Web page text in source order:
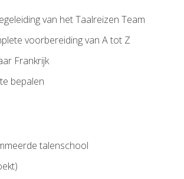
van het Taalreizen Team
voorbereiding van A tot Z
Frankrijk
bepalen
talenschool